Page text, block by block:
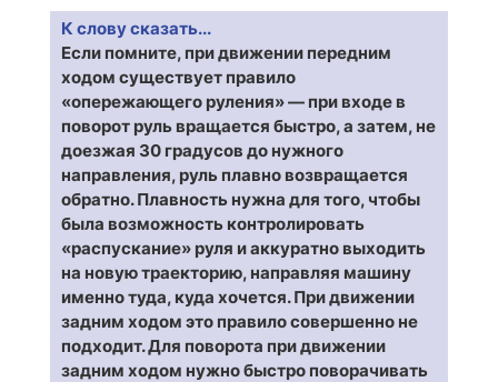
К слову сказать...
Если помните, при движении передним
ходом существует правило
«опережающего руления» — при входе в
поворот руль вращается быстро, а затем, не
доезжая 30 градусов до нужного
направления, руль плавно возвращается
обратно. Плавность нужна для того, чтобы
была возможность контролировать
«распускание» руля и аккуратно выходить
на новую траекторию, направляя машину
именно туда, куда хочется. При движении
задним ходом это правило совершенно не
подходит. Для поворота при движении
задним ходом нужно быстро поворачивать